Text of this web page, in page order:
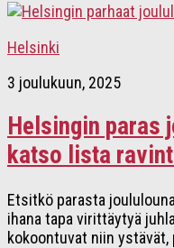
Helsinki
3 joulukuun, 2025
Helsingin paras
katso lista
Etsitkö parasta
ihana tapa virittäytyä
kokoontuvat niin ystävät,